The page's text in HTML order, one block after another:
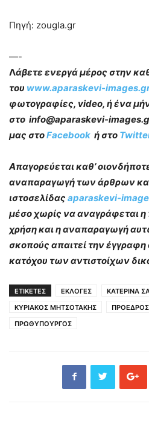
Πηγή: zougla.gr
—-
Λάβετε ενεργά μέρος στην
του www.aparaskevi-
φωτογραφίες, video, ή ένα
στο info@aparaskevi-
μας στοFacebook ή στο
Απαγορεύεται καθ’
αναπαραγωγή των άρθρων
ιστοσελίδας aparaskevi-
μέσο χωρίς να αναγράφεται
χρήση και η αναπαραγωγή
σκοπούς απαιτεί την έγγραφη
κατόχου των αντιστοίχων
ΕΤΙΚΕΤΕΣ ΕΚΛΟΓΕΣ
ΚΑΤΕΡΙΝΑ
ΚΥΡΙΑΚΟΣ ΜΗΤΣΟΤΑΚΗΣ
ΠΡΩΘΥΠΟΥΡΓΟΣ